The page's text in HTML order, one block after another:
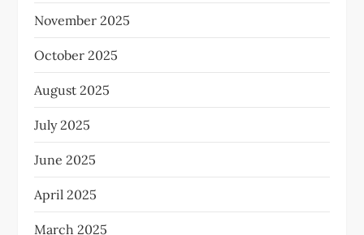
November 2025
October 2025
August 2025
July 2025
June 2025
April 2025
March 2025